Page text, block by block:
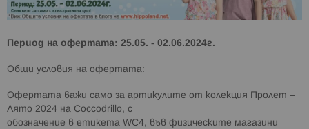
Πepиoд нa офертата: 25.05. - 02.06.2024г.
Oбщи ycлoвия нa офертата:
Офертата важи само за артикулите от колекция Пролет –
Лято 2024 на Coccodrillo, с
обозначение в етикета WC4, във физическите магазини